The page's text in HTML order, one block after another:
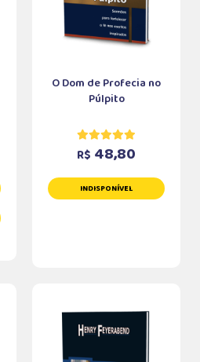
O Dom de Profecia no
Púlpito
R$ 48,80
INDISPONÍVEL